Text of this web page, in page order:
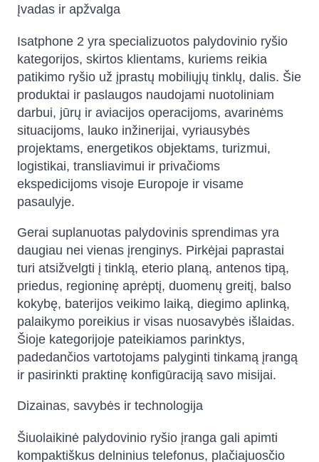
Įvadas ir apžvalga
Isatphone 2 yra specializuotos palydovinio ryšio
kategorijos, skirtos klientams, kuriems reikia
patikimo ryšio už įprastų mobiliųjų tinklų, dalis. Šie
produktai ir paslaugos naudojami nuotoliniam
darbui, jūrų ir aviacijos operacijoms, avarinėms
situacijoms, lauko inžinerijai, vyriausybės
projektams, energetikos objektams, turizmui,
logistikai, transliavimui ir privačioms
ekspedicijoms visoje Europoje ir visame
pasaulyje.
Gerai suplanuotas palydovinis sprendimas yra
daugiau nei vienas įrenginys. Pirkėjai paprastai
turi atsižvelgti į tinklą, eterio planą, antenos tipą,
priedus, regioninę aprėptį, duomenų greitį, balso
kokybę, baterijos veikimo laiką, diegimo aplinką,
palaikymo poreikius ir visas nuosavybės išlaidas.
Šioje kategorijoje pateikiamos parinktys,
padedančios vartotojams palyginti tinkamą įrangą
ir pasirinkti praktinę konfigūraciją savo misijai.
Dizainas, savybės ir technologija
Šiuolaikinė palydovinio ryšio įranga gali apimti
kompaktiškus delninius telefonus, plačiajuosčio